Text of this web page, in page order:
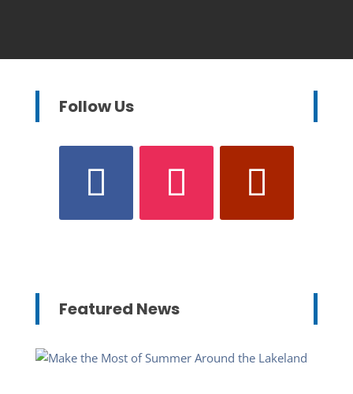
Follow Us
Featured News